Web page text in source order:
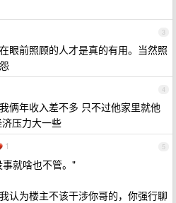
3
眼前照顾的人才是真的有用。当然照
4
俩年收入差不多 只不过他家里就他
压力大一些
5
1
就啥也不管。"
认为楼主不该干涉你哥的，你强行聊